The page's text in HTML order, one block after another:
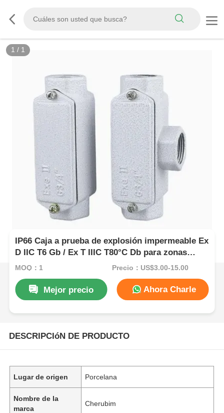
1 / 1
IP66 Caja a prueba de explosión impermeable Ex
D IIC T6 Gb / Ex T IIIC T80°C Db para zonas
peligrosas
MOQ：1 Precio：US$3.00-15.00
Mejor precio Ahora Charle
DESCRIPCIóN DE PRODUCTO
Lugar de origen Porcelana
Nombre de la
marca
Cherubim